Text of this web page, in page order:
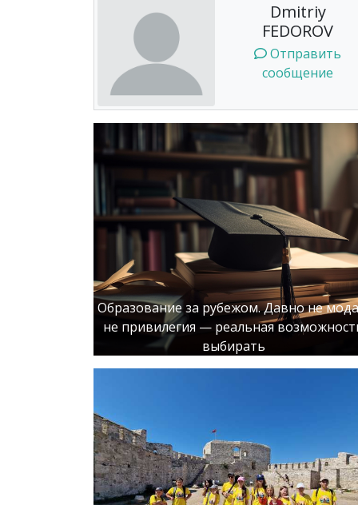
Dmitriy
FEDOROV
Отправить
сообщение
Образование за рубежом. Давно не
не привилегия — реальная
выбирать